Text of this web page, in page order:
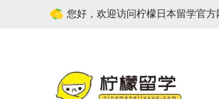
您好，欢迎访问柠檬日本留学官